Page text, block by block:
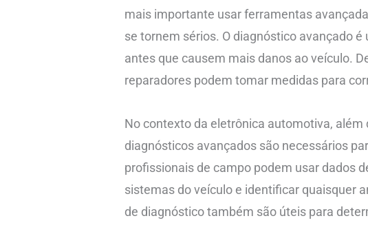
mais importante usar ferramentas
se tornem sérios. O diagnóstico avançado
antes que causem mais danos ao veículo.
reparadores podem tomar medidas para
No contexto da eletrônica automotiva,
diagnósticos avançados são necessários
profissionais de campo podem usar dados
sistemas do veículo e identificar quaisquer
de diagnóstico também são úteis para